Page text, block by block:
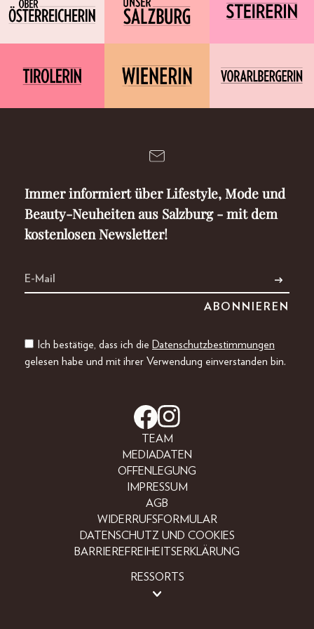
Immer informiert über Lifestyle, Mode und
Beauty-Neuheiten aus Salzburg - mit dem
kostenlosen Newsletter!
Ich bestätige, dass ich die Datenschutzbestimmungen
gelesen habe und mit ihrer Verwendung einverstanden bin.
TEAM
MEDIADATEN
OFFENLEGUNG
IMPRESSUM
AGB
WIDERRUFSFORMULAR
DATENSCHUTZ UND COOKIES
BARRIEREFREIHEITSERKLÄRUNG
RESSORTS